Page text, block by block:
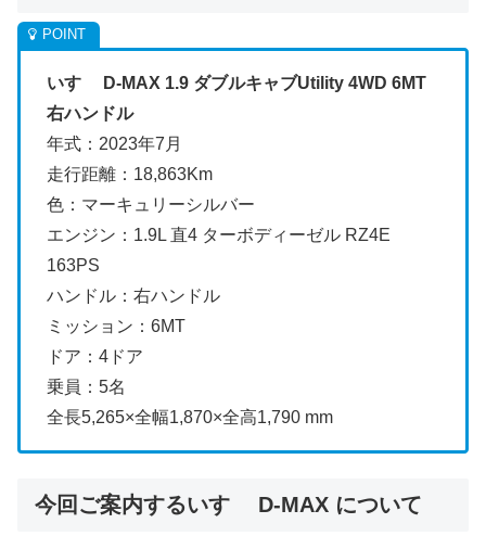
いすゞ D-MAX 1.9 ダブルキャブUtility 4WD 6MT
右ハンドル
年式：2023年7月
走行距離：18,863Km
色：マーキュリーシルバー
エンジン：1.9L 直4 ターボディーゼル RZ4E
163PS
ハンドル：右ハンドル
ミッション：6MT
ドア：4ドア
乗員：5名
全長5,265×全幅1,870×全高1,790 mm
今回ご案内するいすゞ D-MAX について